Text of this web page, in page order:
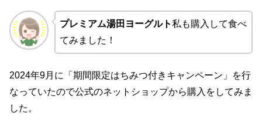
プレミアム湯田ヨーグルト私も購入して食べ
てみました！
2024年9月に「期間限定はちみつ付きキャンペーン」を行
なっていたので公式のネットショップから購入をしてみま
した。